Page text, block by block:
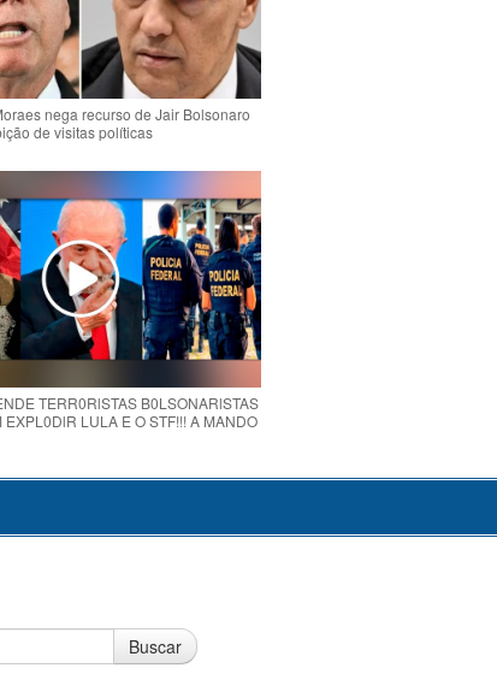
nega recurso de Jair Bolsonaro
de visitas políticas
TERR0RlSTAS B0LSONARlSTAS
EXPL0DlR LULA E O STF!!! A MANDO
Buscar